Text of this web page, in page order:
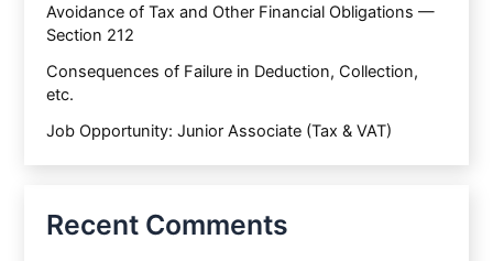
Avoidance of Tax and Other Financial Obligations —
Section 212
Consequences of Failure in Deduction, Collection,
etc.
Job Opportunity: Junior Associate (Tax & VAT)
Recent Comments